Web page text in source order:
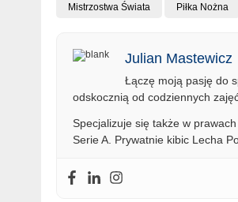
Mistrzostwa Świata Piłka Nożna
Julian Mastewicz
Łączę moją pasję do
odskocznią od codziennych
Specjalizuje się także w
Serie A. Prywatnie kibic Lecha